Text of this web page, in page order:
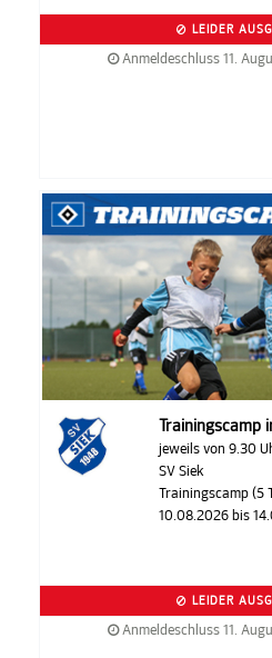
LEIDER
Anmeldeschluss 11.
Trainingscamp
jeweils von 9.30
SV Siek
Trainingscamp (5
10.08.2026 bis
LEIDER
Anmeldeschluss 11.